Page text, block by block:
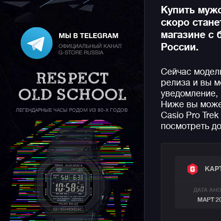
ЛЕГЕНДАРНЫЕ ЧАСЫ РОДОМ ИЗ 80-Х ГОДОВ
Купить
скоро
магазине с
России.
Сейчас
релиза и вы
уведомление,
Ниже вы
Casio Pro
посмотреть
ДАТА
МАРТ